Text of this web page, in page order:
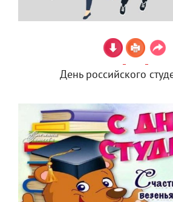
День российского